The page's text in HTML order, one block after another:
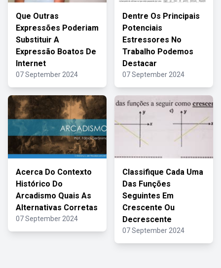
Que Outras
Expressões Poderiam
Substituir A
Expressão Boatos De
Internet
07 September 2024
Dentre Os Principais
Potenciais
Estressores No
Trabalho Podemos
Destacar
07 September 2024
Acerca Do Contexto
Histórico Do
Arcadismo Quais As
Alternativas Corretas
07 September 2024
Classifique Cada Uma
Das Funções
Seguintes Em
Crescente Ou
Decrescente
07 September 2024